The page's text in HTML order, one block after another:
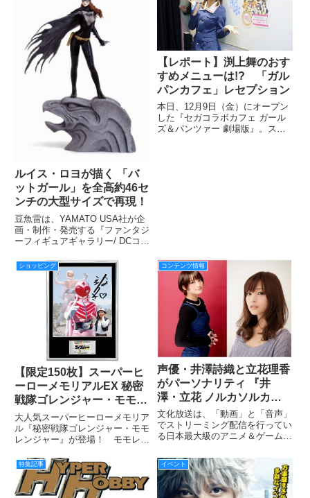
ルイス・ロヨが描く 「バ
ットガール」を全高約46セ
ンチの大型サイズで再現！
豆魚雷は、YAMATO USA社が企
画・制作・発売する『ファンタジ
ーフィギュアギャラリー/ DCコミ
ル 1/6 レジンスタチュー 』の国
内流通販売を担当する。
【レポート】渕上舞のおす
すめメニューは!? 「ガル
パンカフェ」レセプション
本日、12月9日（金）にオープン
した『セガコラボカフェ ガール
ズ＆パンツァー 劇場版』。スタ
ショッピング
【限定150枚】スーパーヒ
ーローメモリアルEX 秘密
戦隊ゴレンジャー・モモレ
ンジャー
大人気スーパーヒーローメモリア
ル『秘密戦隊ゴレンジャー・モモ
レンジャー』が登場！ モモレン
りささんが丁寧に心をこめて書い
た直筆サイン入り。限定150枚な
のでお買い逃がしのないように！
コンテンツ情報
声優・井澤詩織と立花理香
がパーソナリティ 『井
澤・立花 ノルカソルカ』4
月4日からスタート！
文化放送は、「動画」と「音声」
でストリーミング配信を行ってい
る日本最大級のアニメ＆ゲーム系
にて、若手女性声優の井澤詩織と
立花理香がパーソナリティを務め
る新番組『井澤・立花 ノルカソ
ルカ』を4月4日（月）より開始
特集記事 イベント